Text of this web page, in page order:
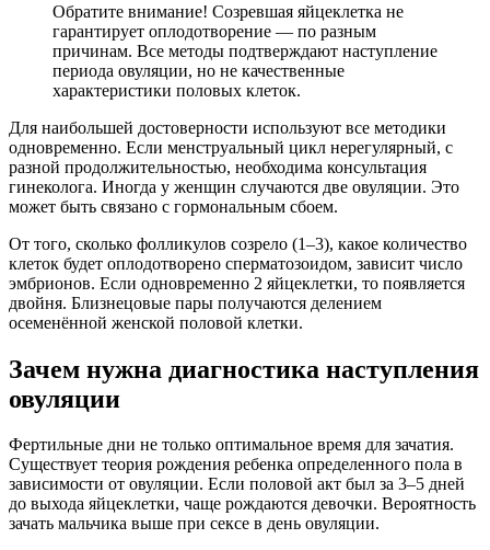
Обратите внимание! Созревшая яйцеклетка не
гарантирует оплодотворение — по разным
причинам. Все методы подтверждают наступление
периода овуляции, но не качественные
характеристики половых клеток.
Для наибольшей достоверности используют все методики
одновременно. Если менструальный цикл нерегулярный, с
разной продолжительностью, необходима консультация
гинеколога. Иногда у женщин случаются две овуляции. Это
может быть связано с гормональным сбоем.
От того, сколько фолликулов созрело (1–3), какое количество
клеток будет оплодотворено сперматозоидом, зависит число
эмбрионов. Если одновременно 2 яйцеклетки, то появляется
двойня. Близнецовые пары получаются делением
осеменённой женской половой клетки.
Зачем нужна диагностика наступления
овуляции
Фертильные дни не только оптимальное время для зачатия.
Существует теория рождения ребенка определенного пола в
зависимости от овуляции. Если половой акт был за 3–5 дней
до выхода яйцеклетки, чаще рождаются девочки. Вероятность
зачать мальчика выше при сексе в день овуляции.